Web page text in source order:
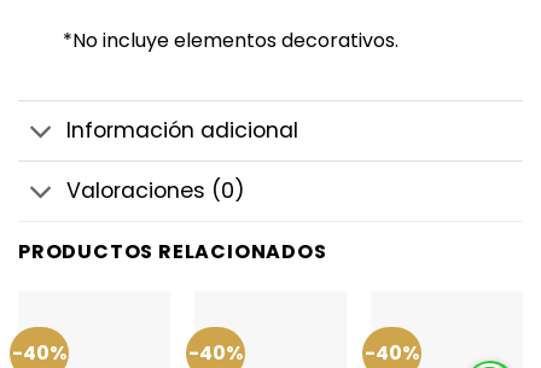
*No incluye elementos decorativos.
Información adicional
Valoraciones (0)
PRODUCTOS RELACIONADOS
-40% -40% -40%